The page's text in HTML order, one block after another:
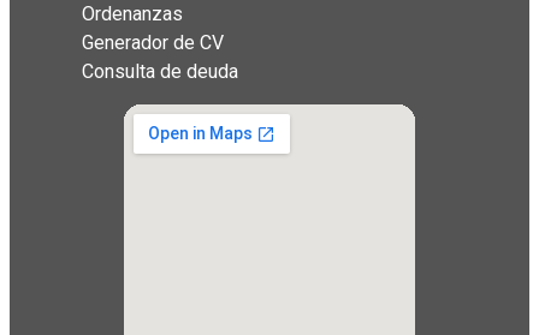
Ordenanzas
Generador de CV
Consulta de deuda